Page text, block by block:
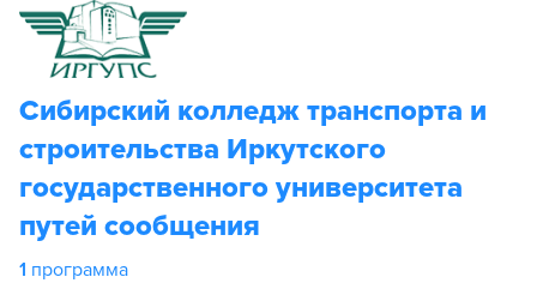
Сибирский колледж транспорта и
строительства Иркутского
государственного университета
путей сообщения
1 программа